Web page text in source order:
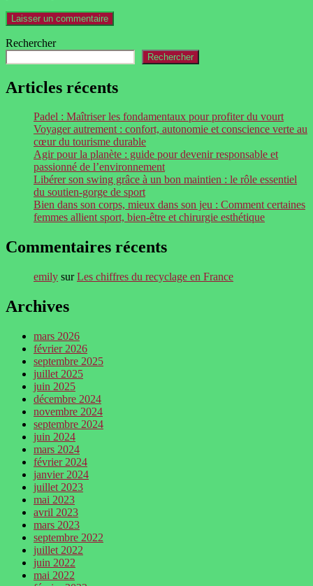
Rechercher
Rechercher
Articles récents
Padel : Maîtriser les fondamentaux pour profiter du vourt
Voyager autrement : confort, autonomie et conscience verte au
cœur du tourisme durable
Agir pour la planète : guide pour devenir responsable et
passionné de l’environnement
Libérer son swing grâce à un bon maintien : le rôle essentiel
du soutien-gorge de sport
Bien dans son corps, mieux dans son jeu : Comment certaines
femmes allient sport, bien-être et chirurgie esthétique
Commentaires récents
emily surLes chiffres du recyclage en France
Archives
mars 2026
février 2026
septembre 2025
juillet 2025
juin 2025
décembre 2024
novembre 2024
septembre 2024
juin 2024
mars 2024
février 2024
janvier 2024
juillet 2023
mai 2023
avril 2023
mars 2023
septembre 2022
juillet 2022
juin 2022
mai 2022